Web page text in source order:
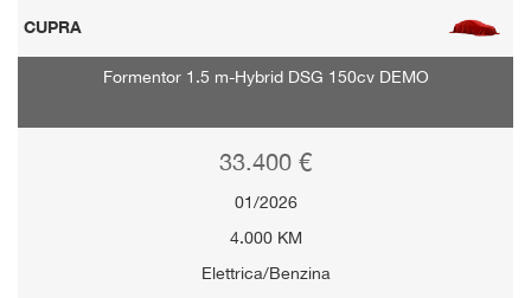
CUPRA
Formentor 1.5 m-Hybrid DSG 150cv DEMO
33.400 €
01/2026
4.000 KM
Elettrica/Benzina